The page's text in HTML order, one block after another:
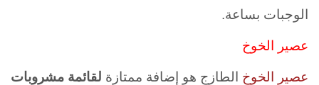
الوجبات بساعة.
عصير الخوخ
عصير الخوخ الطازج هو إضافة ممتازة لقائمة مشروبات